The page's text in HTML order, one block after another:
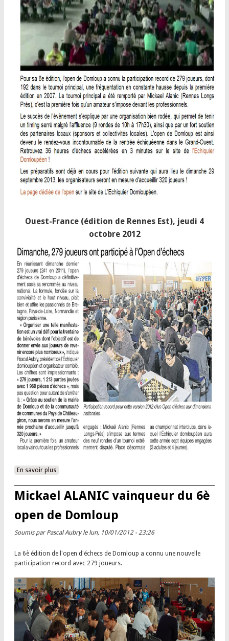
Ouest-France (édition de Rennes Est), jeudi 4
octobre 2012
En savoir plusà propos de Revue de presse du 6è open de Domloup
Mickael ALANIC vainqueur du 6è
open de Domloup
Soumis par Pascal Aubryle lun, 10/01/2012 - 23:26
La 6è édition de l'open d'échecs de Domloup a connu une nouvelle
participation record avec 279 joueurs.